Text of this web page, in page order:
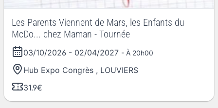
Les Parents Viennent de Mars, les Enfants du
McDo... chez Maman - Tournée
03/10/2026 - 02/04/2027 - À 20h00
Hub Expo Congrès , LOUVIERS
31.9€